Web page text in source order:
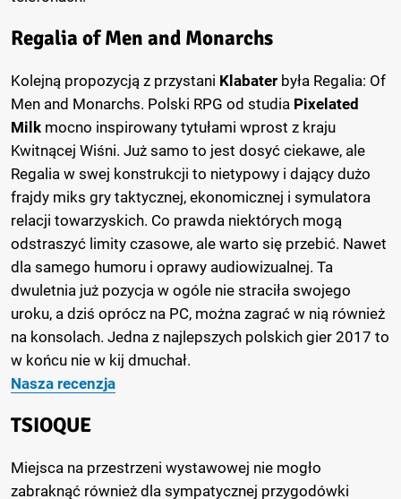
Regalia of Men and Monarchs
Kolejną propozycją z przystani Klabater była Regalia: Of
Men and Monarchs. Polski RPG od studia Pixelated
Milk mocno inspirowany tytułami wprost z kraju
Kwitnącej Wiśni. Już samo to jest dosyć ciekawe, ale
Regalia w swej konstrukcji to nietypowy i dający dużo
frajdy miks gry taktycznej, ekonomicznej i symulatora
relacji towarzyskich. Co prawda niektórych mogą
odstraszyć limity czasowe, ale warto się przebić. Nawet
dla samego humoru i oprawy audiowizualnej. Ta
dwuletnia już pozycja w ogóle nie straciła swojego
uroku, a dziś oprócz na PC, można zagrać w nią również
na konsolach. Jedna z najlepszych polskich gier 2017 to
w końcu nie w kij dmuchał.
Nasza recenzja
TSIOQUE
Miejsca na przestrzeni wystawowej nie mogło
zabraknąć również dla sympatycznej przygodówki